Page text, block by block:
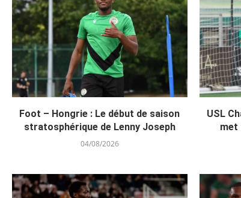
Foot – Hongrie : Le début de saison
stratosphérique de Lenny Joseph
04/08/2026
USL
met